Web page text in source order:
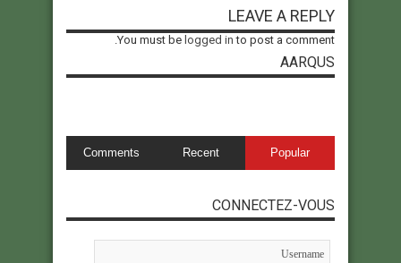
LEAVE A REPLY
You must be logged in to post a comment.
AARQUS
Popular
Recent
Comments
CONNECTEZ-VOUS